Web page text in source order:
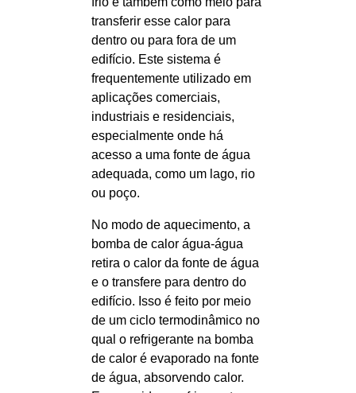
transferir esse calor para
dentro ou para fora de um
edifício. Este sistema é
frequentemente utilizado em
aplicações comerciais,
industriais e residenciais,
especialmente onde há
acesso a uma fonte de água
adequada, como um lago, rio
ou poço.
No modo de aquecimento, a
bomba de calor água-água
retira o calor da fonte de água
e o transfere para dentro do
edifício. Isso é feito por meio
de um ciclo termodinâmico no
qual o refrigerante na bomba
de calor é evaporado na fonte
de água, absorvendo calor.